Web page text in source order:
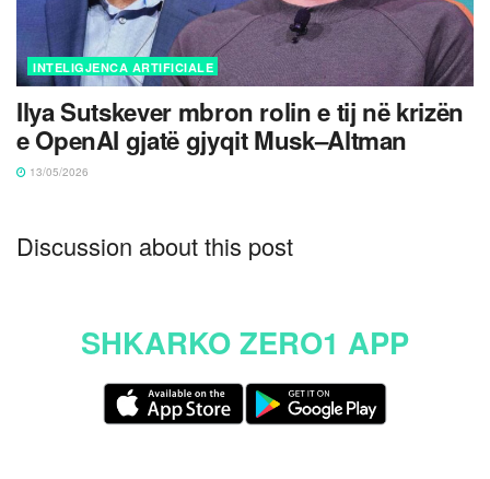
INTELIGJENCA ARTIFICIALE
Ilya Sutskever mbron rolin e tij në krizën
e OpenAI gjatë gjyqit Musk–Altman
13/05/2026
Discussion about this post
SHKARKO ZERO1 APP